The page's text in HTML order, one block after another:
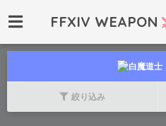
FFXIV WEAPON
絞り込み